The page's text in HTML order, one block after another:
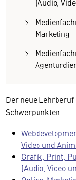
(Audio,
Marketing
Der neue Lehrberuf
Schwerpunkten
Video und
Grafik, Print,
(Audio, Video